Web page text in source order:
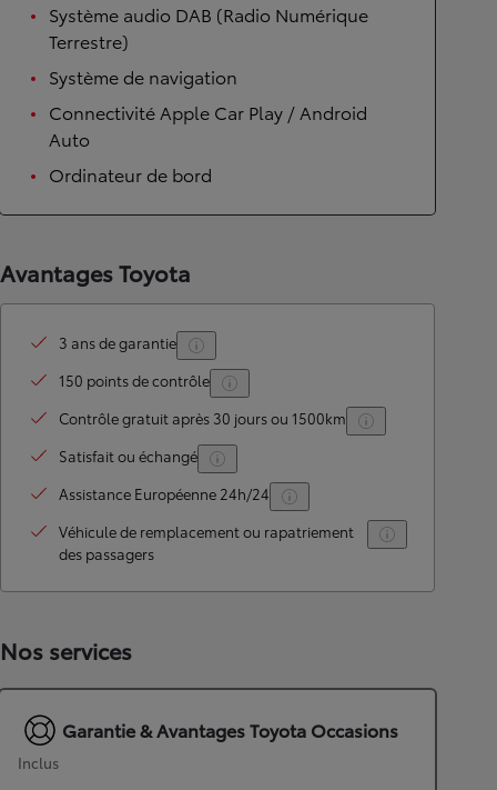
Système audio DAB (Radio Numérique
Terrestre)
Système de navigation
Connectivité Apple Car Play / Android
Auto
Ordinateur de bord
Avantages Toyota
3 ans de garantie
150 points de contrôle
Contrôle gratuit après 30 jours ou 1500km
Satisfait ou échangé
Assistance Européenne 24h/24
Véhicule de remplacement ou rapatriement
des passagers
Nos services
Garantie & Avantages Toyota Occasions
Inclus